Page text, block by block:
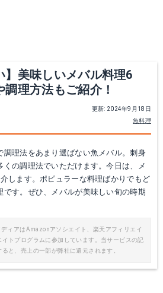
】美味しいメバル料理6
理方法もご紹介！
更新: 2024年9月18日
魚料理
調理法をあまり選ばない魚メバル。刺身
の調理法でいただけます。今日は、メ
します。ポピュラーな料理ばかりでもど
です。ぜひ、メバルが美味しい旬の時期
ィアはAmazonアソシエイト、楽天アフィリエイ
トプログラムに参加しています。当サービスの記
と、売上の一部が弊社に還元されます。